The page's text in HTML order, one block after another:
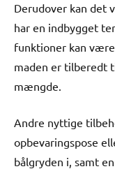
Derudover kan det
har en indbygget
funktioner kan
maden er tilberedt
mængde.
Andre nyttige
opbevaringspose
bålgryden i, samt